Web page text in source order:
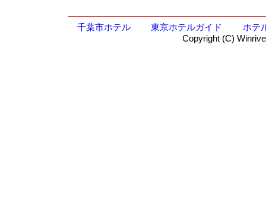
千葉市ホテル 東京ホテルガイド
ホテ
Copyright (C)